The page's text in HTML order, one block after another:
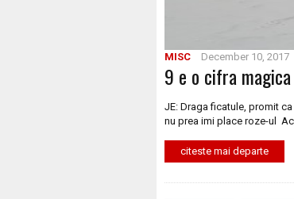
MISC December 10, 2017
9 e o cifra magica
JE: Draga ficatule, promit
nu prea imi place roze-ul
citeste mai departe